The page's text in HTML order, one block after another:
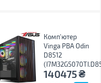
Комп'ютер
Vinga PBA Odin
D8512
140475₴